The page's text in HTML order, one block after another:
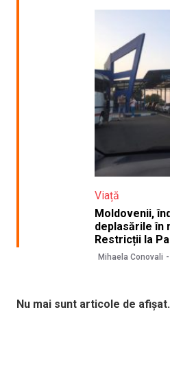
Viață
Moldovenii,
deplasările în
Restricții la
Mihaela Conovali
Nu mai sunt articole de afișat.